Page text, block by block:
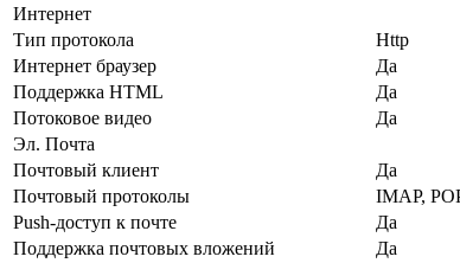
Интернет
Тип протокола
Http
Интернет браузер
Да
Поддержка HTML
Да
Потоковое видео
Да
Эл. Почта
Почтовый клиент
Да
Почтовый протоколы
IMAP,
Push-доступ к почте
Да
Поддержка почтовых вложений
Да